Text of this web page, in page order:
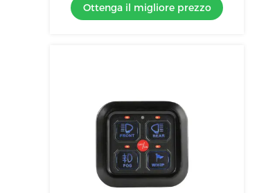
Ottenga il migliore prezzo